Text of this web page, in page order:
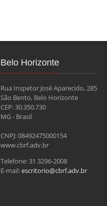
Belo Horizonte
Rua Inspetor José Aparecido, 285
São Bento, Belo Horizonte
CEP: 30.350.730
MG - Brasil
CNPJ: 08492475000154
www.cbrf.adv.br
Telefone: 31 3296-2008
E-mail:escritorio@cbrf.adv.br